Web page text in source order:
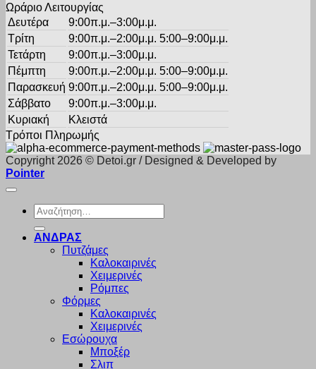
Ωράριο Λειτουργίας
Δευτέρα
9:00π.μ.–3:00μ.μ.
Τρίτη
9:00π.μ.–2:00μ.μ. 5:00–9:00μ.μ.
Τετάρτη
9:00π.μ.–3:00μ.μ.
Πέμπτη
9:00π.μ.–2:00μ.μ. 5:00–9:00μ.μ.
Παρασκευή 9:00π.μ.–2:00μ.μ. 5:00–9:00μ.μ.
Σάββατο
9:00π.μ.–3:00μ.μ.
Κυριακή
Κλειστά
Τρόποι Πληρωμής
Copyright 2026 © Detoi.gr / Designed & Developed by
Pointer
Αναζήτηση
για:
ΑΝΔΡΑΣ
Πυτζάμες
Καλοκαιρινές
Χειμερινές
Ρόμπες
Φόρμες
Καλοκαιρινές
Χειμερινές
Εσώρουχα
Μποξέρ
Σλιπ